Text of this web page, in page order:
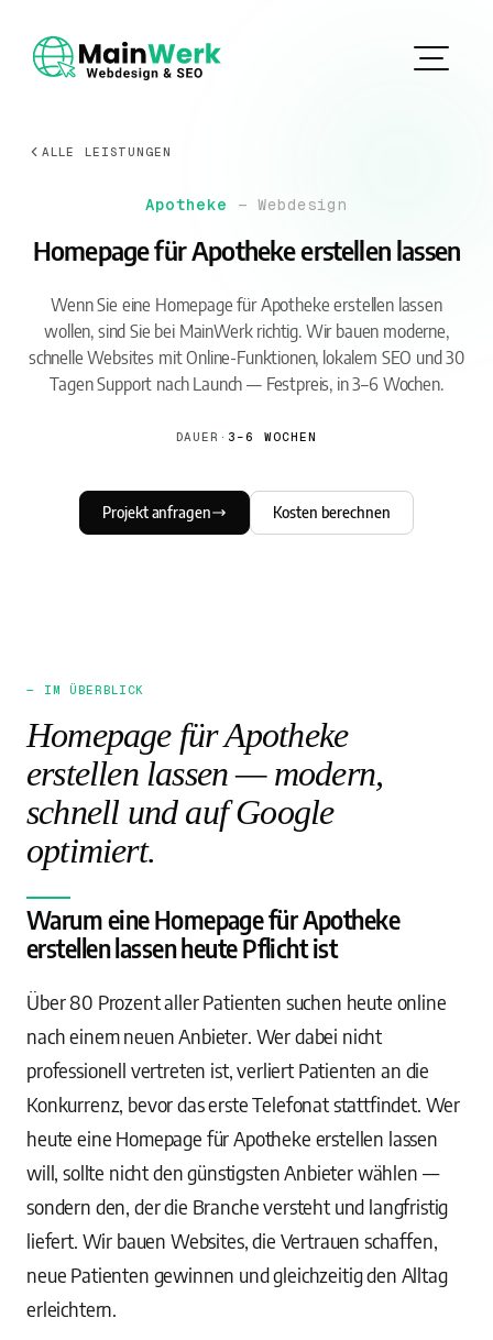
ALLE LEISTUNGEN
Apotheke — Webdesign
Homepage für Apotheke erstellen lassen
Wenn Sie eine Homepage für Apotheke erstellen lassen
wollen, sind Sie bei MainWerk richtig. Wir bauen moderne,
schnelle Websites mit Online-Funktionen, lokalem SEO und 30
Tagen Support nach Launch — Festpreis, in 3–6 Wochen.
DAUER · 3–6 WOCHEN
Projekt anfragen Kosten berechnen
— IM ÜBERBLICK
Homepage für Apotheke
erstellen lassen — modern,
schnell und auf Google
optimiert.
Warum eine Homepage für Apotheke
erstellen lassen heute Pflicht ist
Über 80 Prozent aller Patienten suchen heute online
nach einem neuen Anbieter. Wer dabei nicht
professionell vertreten ist, verliert Patienten an die
Konkurrenz, bevor das erste Telefonat stattfindet. Wer
heute eine Homepage für Apotheke erstellen lassen
will, sollte nicht den günstigsten Anbieter wählen —
sondern den, der die Branche versteht und langfristig
liefert. Wir bauen Websites, die Vertrauen schaffen,
neue Patienten gewinnen und gleichzeitig den Alltag
erleichtern.